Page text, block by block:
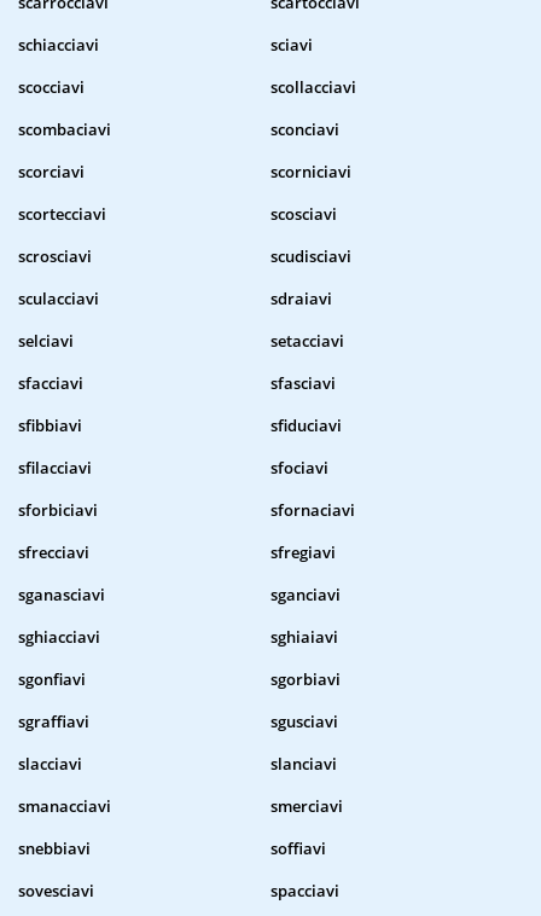
schiacciavi
sciavi
scocciavi
scollacciavi
scombaciavi
sconciavi
scorciavi
scorniciavi
scortecciavi
scosciavi
scrosciavi
scudisciavi
sculacciavi
sdraiavi
selciavi
setacciavi
sfacciavi
sfasciavi
sfibbiavi
sfiduciavi
sfilacciavi
sfociavi
sforbiciavi
sfornaciavi
sfrecciavi
sfregiavi
sganasciavi
sganciavi
sghiacciavi
sghiaiavi
sgonfiavi
sgorbiavi
sgraffiavi
sgusciavi
slacciavi
slanciavi
smanacciavi
smerciavi
snebbiavi
soffiavi
sovesciavi
spacciavi